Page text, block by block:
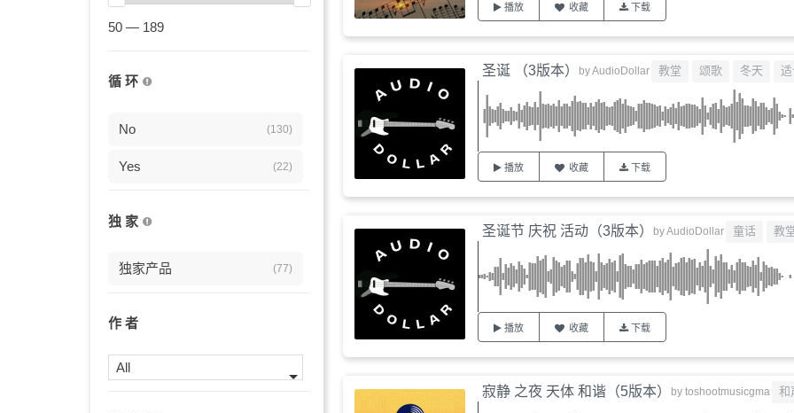
管风琴
宁静 (20)
浪漫 (20)
婚礼 (19)
戏剧性
抒情 (18)
50 — 189
循 环
No (130)
Yes (22)
独 家
独家产品 (77)
作 者
All
播放 收藏 下载
圣诞 （3版本） byAudioDollar 教堂 颂歌 冬天
播放 收藏 下载
圣诞节 庆祝 活动（3版本） byAudioDollar 童话 教
播放 收藏 下载
寂静 之夜 天体 和谐（5版本） by toshootmusicgma 和